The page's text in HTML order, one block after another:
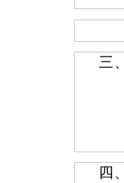
三、
四、